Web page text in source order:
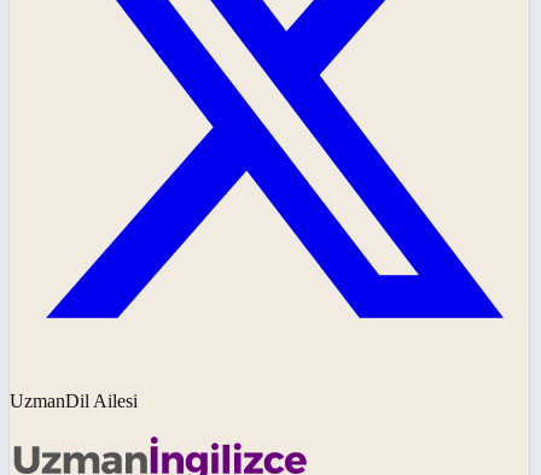
UzmanDil Ailesi